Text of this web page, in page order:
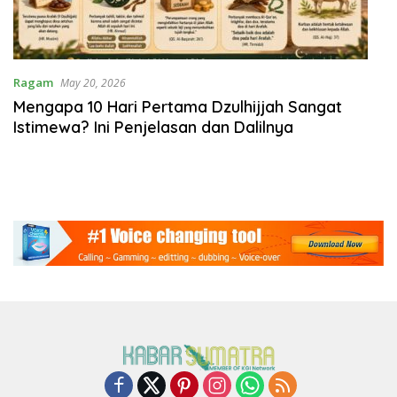
Ragam May 20, 2026
Mengapa 10 Hari Pertama Dzulhijjah Sangat
Istimewa? Ini Penjelasan dan Dalilnya